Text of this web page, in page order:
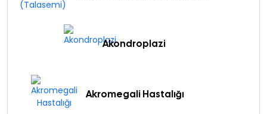
Akondroplazi
Akromegali Hastalığı